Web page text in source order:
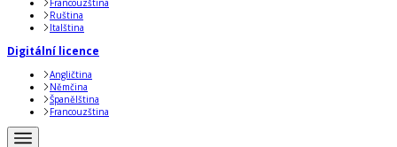
Ruština
Italština
Digitální licence
Angličtina
Němčina
Španělština
Francouzština